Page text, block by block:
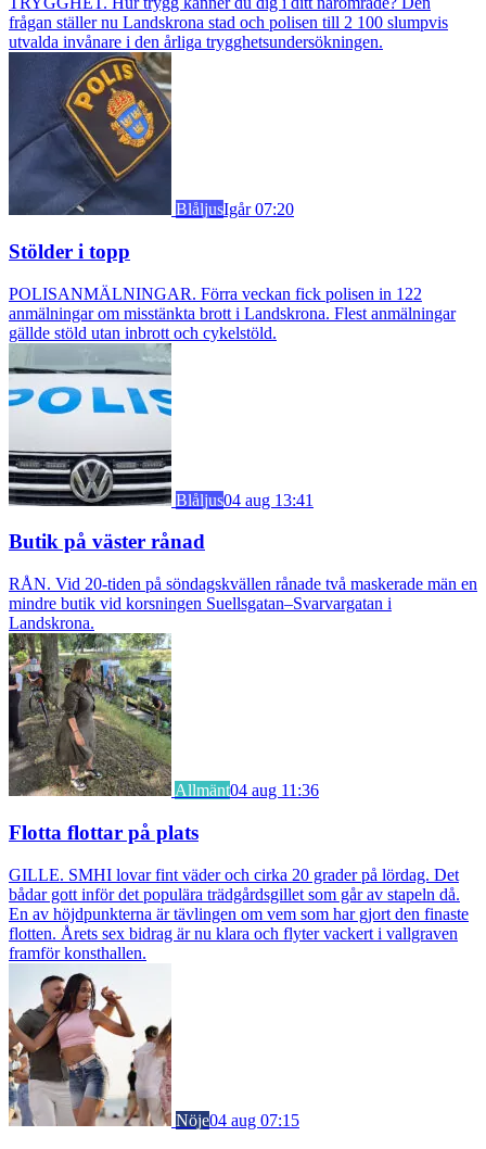
frågan ställer nu Landskrona stad och polisen till 2 100 slumpvis
utvalda invånare i den årliga trygghetsundersökningen.
BlåljusIgår 07:20
Stölder i topp
POLISANMÄLNINGAR. Förra veckan fick polisen in 122
anmälningar om misstänkta brott i Landskrona. Flest anmälningar
gällde stöld utan inbrott och cykelstöld.
Blåljus04 aug 13:41
Butik på väster rånad
RÅN. Vid 20-tiden på söndagskvällen rånade två maskerade män en
mindre butik vid korsningen Suellsgatan–Svarvargatan i
Landskrona.
Allmänt04 aug 11:36
Flotta flottar på plats
GILLE. SMHI lovar fint väder och cirka 20 grader på lördag. Det
bådar gott inför det populära trädgårdsgillet som går av stapeln då.
En av höjdpunkterna är tävlingen om vem som har gjort den finaste
flotten. Årets sex bidrag är nu klara och flyter vackert i vallgraven
framför konsthallen.
Nöje04 aug 07:15